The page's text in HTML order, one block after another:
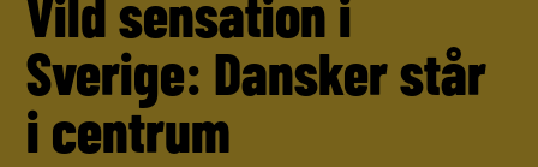
Vild sensation i
Sverige: Dansker står
i centrum